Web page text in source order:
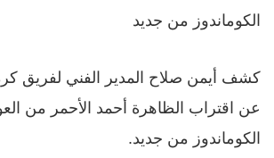
الكوماندوز من جديد
كشف أيمن صلاح المدير الفني لفريق كرة
عن اقتراب الظاهرة أحمد الأحمر من
الكوماندوز من جديد.